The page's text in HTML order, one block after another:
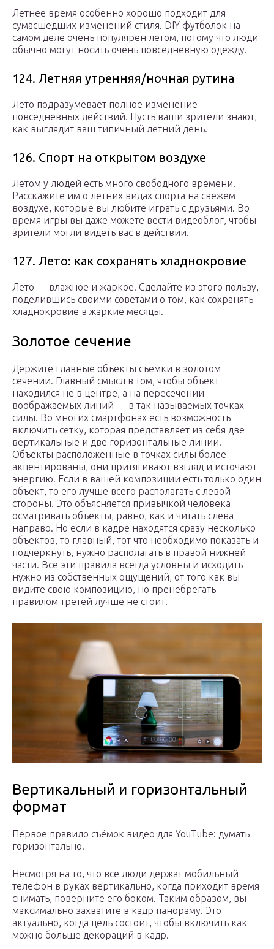
Летнее время особенно хорошо подходит для
сумасшедших изменений стиля. DIY футболок на
самом деле очень популярен летом, потому что люди
обычно могут носить очень повседневную одежду.
124. Летняя утренняя/ночная рутина
Лето подразумевает полное изменение
повседневных действий. Пусть ваши зрители знают,
как выглядит ваш типичный летний день.
126. Спорт на открытом воздухе
Летом у людей есть много свободного времени.
Расскажите им о летних видах спорта на свежем
воздухе, которые вы любите играть с друзьями. Во
время игры вы даже можете вести видеоблог, чтобы
зрители могли видеть вас в действии.
127. Лето: как сохранять хладнокровие
Лето — влажное и жаркое. Сделайте из этого пользу,
поделившись своими советами о том, как сохранять
хладнокровие в жаркие месяцы.
Золотое сечение
Держите главные объекты съемки в золотом
сечении. Главный смысл в том, чтобы объект
находился не в центре, а на пересечении
воображаемых линий — в так называемых точках
силы. Во многих смартфонах есть возможность
включить сетку, которая представляет из себя две
вертикальные и две горизонтальные линии.
Объекты расположенные в точках силы более
акцентированы, они притягивают взгляд и источают
энергию. Если в вашей композиции есть только один
объект, то его лучше всего располагать с левой
стороны. Это объясняется привычкой человека
осматривать объекты, равно, как и читать слева
направо. Но если в кадре находятся сразу несколько
объектов, то главный, тот что необходимо показать и
подчеркнуть, нужно располагать в правой нижней
части. Все эти правила всегда условны и исходить
нужно из собственных ощущений, от того как вы
видите свою композицию, но пренебрегать
правилом третей лучше не стоит.
Вертикальный и горизонтальный
формат
Первое правило съёмок видео для YouTube: думать
горизонтально.
Несмотря на то, что все люди держат мобильный
телефон в руках вертикально, когда приходит время
снимать, поверните его боком. Таким образом, вы
максимально захватите в кадр панораму. Это
актуально, когда цель состоит, чтобы включить как
можно больше декораций в кадр.